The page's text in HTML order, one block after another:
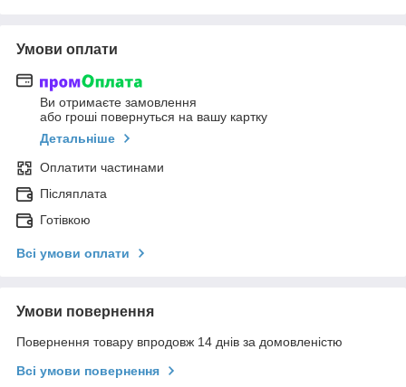
Умови оплати
Ви отримаєте замовлення
або гроші повернуться на вашу картку
Детальніше
Оплатити частинами
Післяплата
Готівкою
Всі умови оплати
Умови повернення
Повернення товару впродовж 14 днів за домовленістю
Всі умови повернення